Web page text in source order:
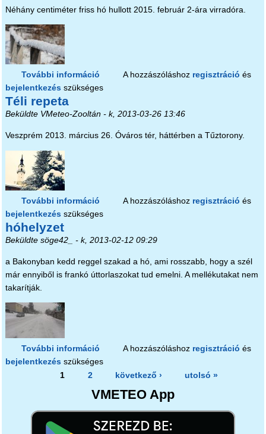
Néhány centiméter friss hó hullott 2015. február 2-ára virradóra.
További információ Friss hó tartalommal kapcsolatosan
A hozzászóláshoz regisztráció és
bejelentkezés szükséges
Téli repeta
Beküldte VMeteo-Zooltán- k, 2013-03-26 13:46
Veszprém 2013. március 26. Óváros tér, háttérben a Tűztorony.
További információ Téli repeta tartalommal kapcsolatosan
A hozzászóláshoz regisztráció és
bejelentkezés szükséges
hóhelyzet
Beküldte söge42_ - k, 2013-02-12 09:29
a Bakonyban kedd reggel szakad a hó, ami rosszabb, hogy a szél
már ennyiből is frankó úttorlaszokat tud emelni. A mellékutakat nem
takarítják.
További információ hóhelyzet tartalommal kapcsolatosan
A hozzászóláshoz regisztráció és
bejelentkezés szükséges
1 2 következő › utolsó »
VMETEO App